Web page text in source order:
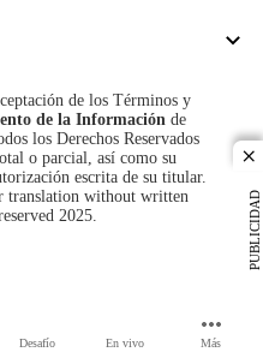
Desafío En vivo Más
PUBLICIDAD
de los Términos y
de la Información de
los Derechos Reservados
o parcial, así como su
escrita de su titular.
translation without written
2025.